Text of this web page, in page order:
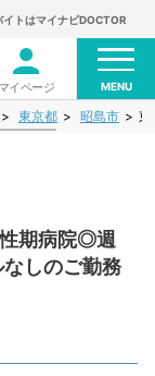
トはマイナビDOCTOR
マイページ MENU
東京都 昭島市 東
期病院◎週
しのご勤務